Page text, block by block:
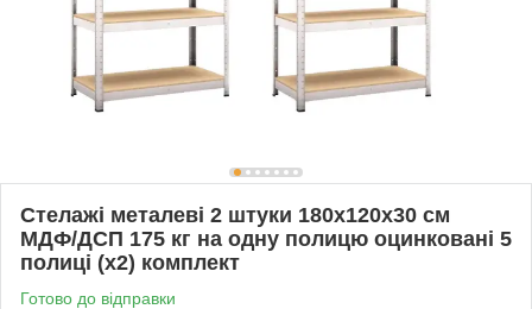
Стелажі металеві 2 штуки 180х120х30 см
МДФ/ДСП 175 кг на одну полицю оцинковані 5
полиці (х2) комплект
Готово до відправки